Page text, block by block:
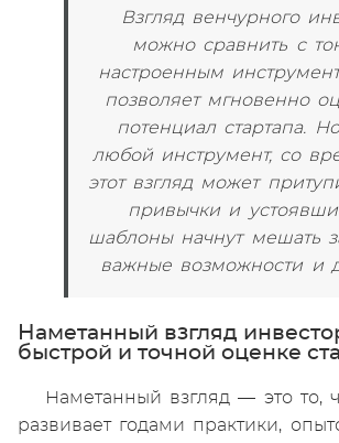
Взгляд венчурного
можно сравнить с
настроенным
позволяет мгновенно
потенциал стартапа.
любой инструмент, со
этот взгляд может
привычки и
шаблоны начнут мешать
важные возможности и
Наметанный взгляд
быстрой и точной оценке
Наметанный взгляд — это то,
развивает годами практики,